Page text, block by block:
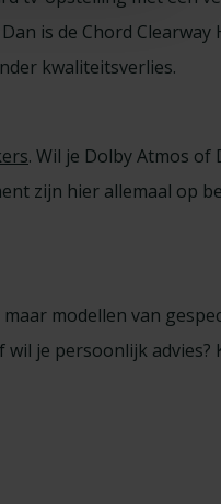
is de Chord Clearway
kwaliteitsverlies.
. Wil je Dolby Atmos of
zijn hier allemaal op
modellen van
je persoonlijk advies?